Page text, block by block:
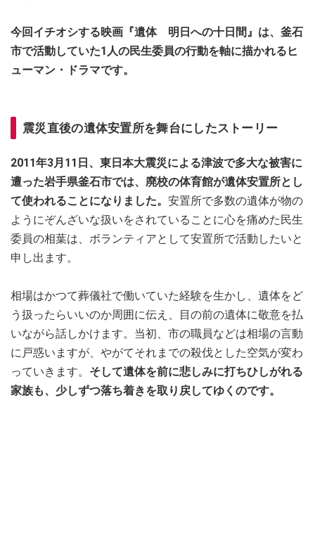
今回イチオシする映画『遺体 明日への十日間』は、釜石
市で活動していた1人の民生委員の行動を軸に描かれるヒ
ューマン・ドラマです。
震災直後の遺体安置所を舞台にしたストーリー
2011年3月11日、東日本大震災による津波で多大な被害に
遭った岩手県釜石市では、廃校の体育館が遺体安置所とし
て使われることになりました。 安置所で多数の遺体が物の
ようにぞんざいな扱いをされていることに心を痛めた民生
委員の相葉は、ボランティアとして安置所で活動したいと
申し出ます。
相場はかつて葬儀社で働いていた経験を生かし、遺体をど
う扱ったらいいのか周囲に伝え、目の前の遺体に敬意を払
いながら話しかけます。当初、市の職員などは相場の言動
に戸惑いますが、やがてそれまでの殺伐とした空気が変わ
っていきます。 そして遺体を前に悲しみに打ちひしがれる
家族も、少しずつ落ち着きを取り戻してゆくのです。